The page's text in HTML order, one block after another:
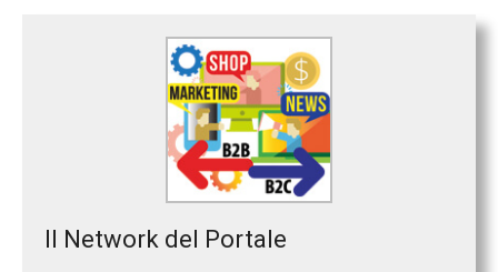
Il Network del Portale